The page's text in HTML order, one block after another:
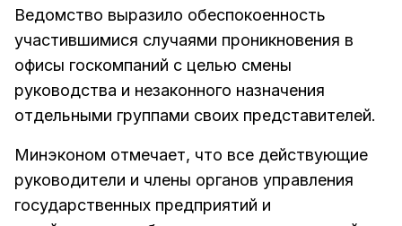
Ведомство выразило обеспокоенность
участившимися случаями проникновения в
офисы госкомпаний с целью смены
руководства и незаконного назначения
отдельными группами своих представителей.
Минэконом отмечает, что все действующие
руководители и члены органов управления
государственных предприятий и